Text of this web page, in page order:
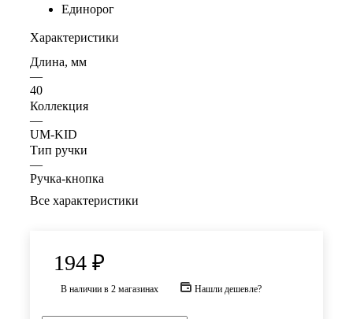
Единорог
Характеристики
Длина, мм
—
40
Коллекция
—
UM-KID
Тип ручки
—
Ручка-кнопка
Все характеристики
194 ₽
В наличии в 2 магазинах Нашли дешевле?